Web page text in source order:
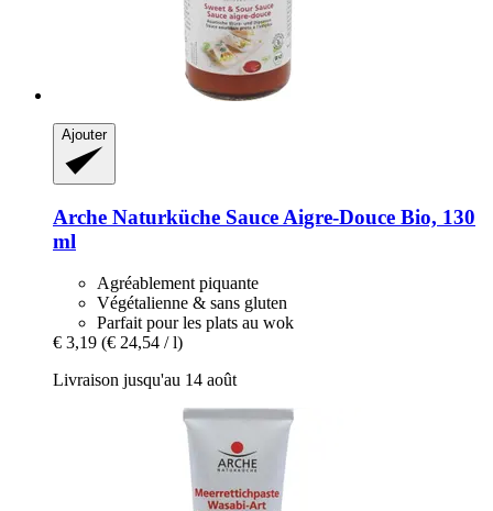
Ajouter
Arche Naturküche Sauce Aigre-​Douce Bio, 130
ml
Agréablement piquante
Végétalienne & sans gluten
Parfait pour les plats au wok
€ 3,19 (€ 24,54 / l)
Livraison jusqu'au 14 août